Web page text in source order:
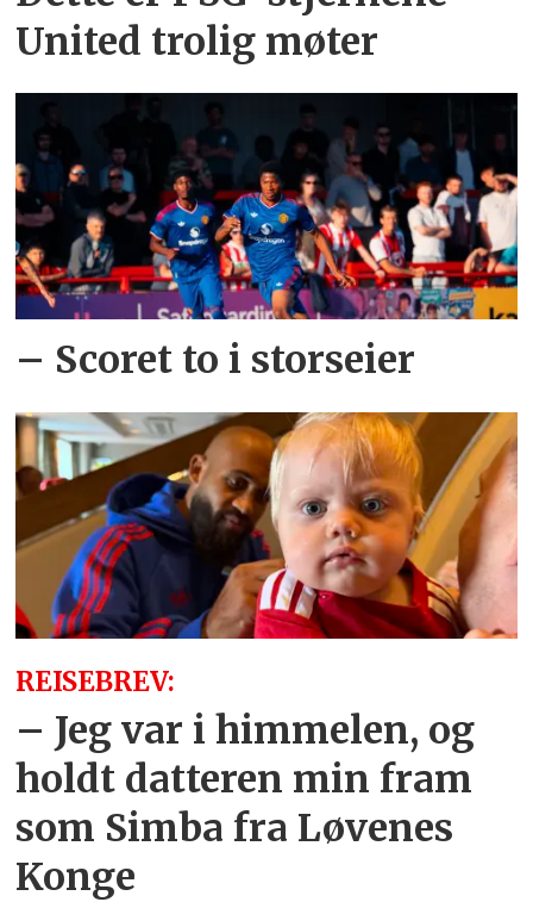
United trolig møter
– Scoret to i storseier
REISEBREV:
– Jeg var i himmelen, og
holdt datteren min fram
som Simba fra Løvenes
Konge